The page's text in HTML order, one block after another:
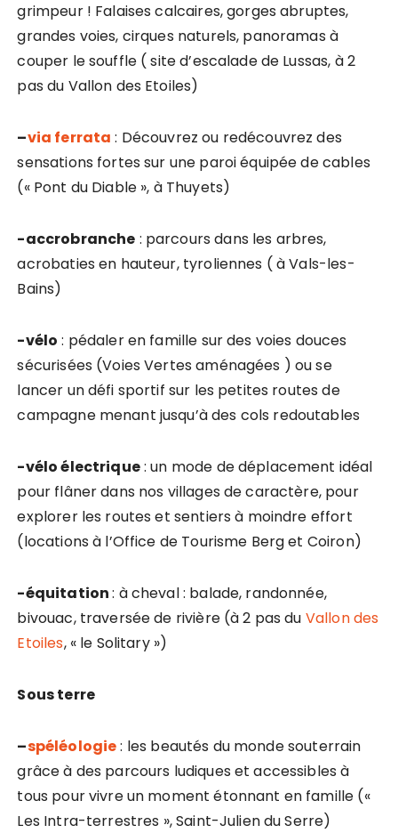
grimpeur ! Falaises calcaires, gorges abruptes,
grandes voies, cirques naturels, panoramas à
couper le souffle ( site d’escalade de Lussas, à 2
pas du Vallon des Etoiles)
–via ferrata : Découvrez ou redécouvrez des
sensations fortes sur une paroi équipée de cables
(« Pont du Diable », à Thuyets)
-accrobranche : parcours dans les arbres,
acrobaties en hauteur, tyroliennes ( à Vals-les-
Bains)
-vélo : pédaler en famille sur des voies douces
sécurisées (Voies Vertes aménagées ) ou se
lancer un défi sportif sur les petites routes de
campagne menant jusqu’à des cols redoutables
-vélo électrique: un mode de déplacement idéal
pour flâner dans nos villages de caractère, pour
explorer les routes et sentiers à moindre effort
(locations à l’Office de Tourisme Berg et Coiron)
-équitation: à cheval : balade, randonnée,
bivouac, traversée de rivière (à 2 pas du Vallon des
Etoiles, « le Solitary »)
Sous terre
–spéléologie: les beautés du monde souterrain
grâce à des parcours ludiques et accessibles à
tous pour vivre un moment étonnant en famille («
Les Intra-terrestres », Saint-Julien du Serre)